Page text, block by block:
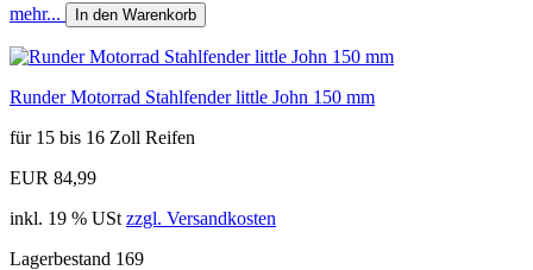
mehr... In den Warenkorb
Runder Motorrad Stahlfender little John 150 mm
für 15 bis 16 Zoll Reifen
EUR 84,99
inkl. 19 % USt zzgl. Versandkosten
Lagerbestand 169